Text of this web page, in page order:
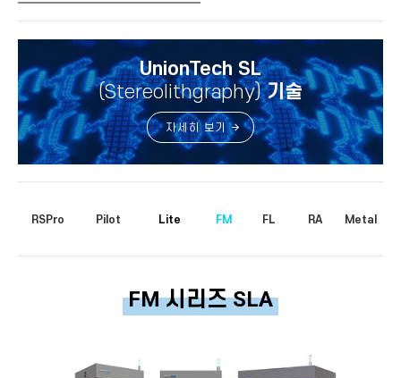
UnionTech SL
(Stereolithgraphy)기술
자세히 보기
RSPro Pilot Lite FM FL RA Metal
FM 시리즈 SLA